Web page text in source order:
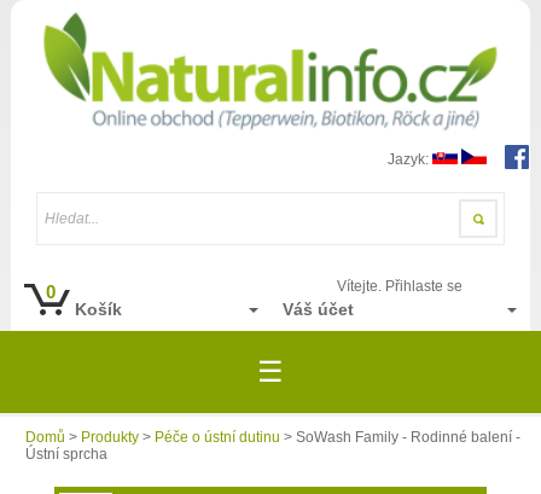
Jazyk:
Hledat...
0
Košík
Vítejte. Přihlaste se
Váš účet
☰
Domů > Produkty > Péče o ústní dutinu > SoWash Family - Rodinné balení -
Ústní sprcha